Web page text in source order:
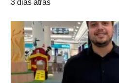
3 dias atrás